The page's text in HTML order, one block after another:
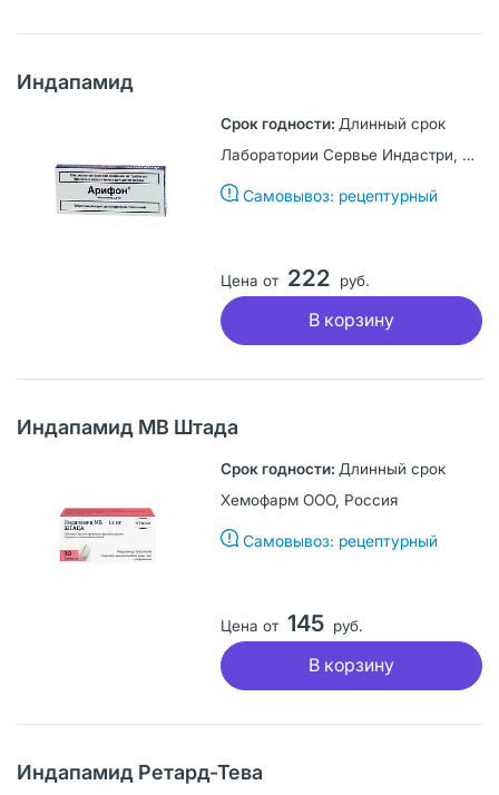
Индапамид
Длинный срок
Лаборатории Сервье Индастри, Франция
Самовывоз: рецептурный
Цена от 222 руб.
В корзину
Индапамид МВ Штада
Длинный срок
Хемофарм ООО, Россия
Самовывоз: рецептурный
Цена от 145 руб.
В корзину
Индапамид Ретард-Тева